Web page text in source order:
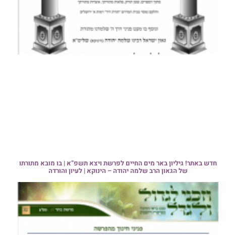
חדש באתר! גיליון באר מים החיים לפרשת ויצא תשפ”א | בו מובא מתורתו
של הגאון הרב שלמה יהודה – הינוקא | לעיון והורדה